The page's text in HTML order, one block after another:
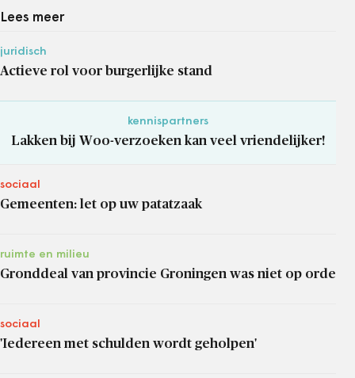
Lees meer
juridisch
Actieve rol voor burgerlijke stand
kennispartners
Lakken bij Woo-verzoeken kan veel vriendelijker!
sociaal
Gemeenten: let op uw patatzaak
ruimte en milieu
Gronddeal van provincie Groningen was niet op orde
sociaal
'Iedereen met schulden wordt geholpen'